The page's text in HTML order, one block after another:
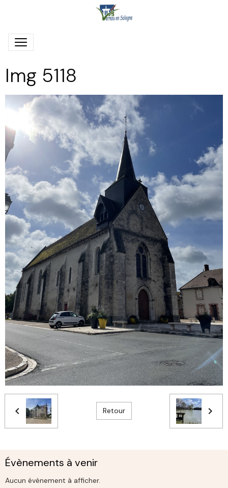
Img 5118
Retour
Évènements à venir
Aucun évènement à afficher.